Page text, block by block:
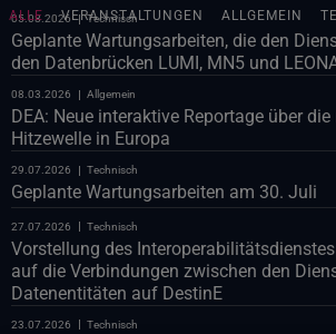
VERANSTALTUNGEN ALLGEMEIN
ALLE
05.08.2026 Technisch
Geplante Wartungsarbeiten, die den
den Datenbrücken LUMI, MN5 und
08.03.2026 Allgemein
DEA: Neue interaktive Reportage über
Hitzewelle in Europa
29.07.2026 Technisch
Geplante Wartungsarbeiten am 30. Juli
27.07.2026 Technisch
Vorstellung des
auf die Verbindungen zwischen den
Datenentitäten auf DestinE
23.07.2026 Technisch